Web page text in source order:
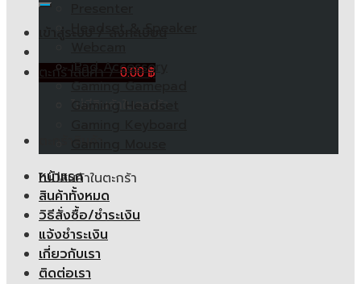
ตะกร้าสินค้า /0.00฿
ไม่มีสินค้าในตะกร้า
ไม่มีสินค้าในตะกร้า
iPad Accessory
Gaming Gamepad
Gaming Headset
หน้าแรก
สินค้าทั้งหมด
วิธีสั่งซื้อ/ชำระเงิน
แจ้งชำระเงิน
เกี่ยวกับเรา
ติดต่อเรา